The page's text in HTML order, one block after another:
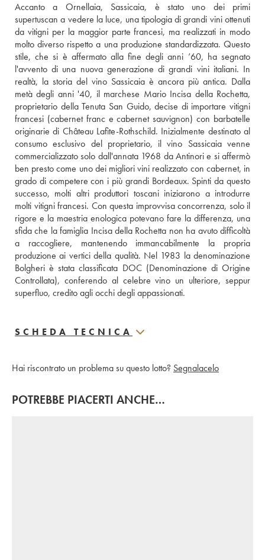
Accanto a Ornellaia, Sassicaia, è stato uno dei primi
supertuscan a vedere la luce, una tipologia di grandi vini ottenuti
da vitigni per la maggior parte francesi, ma realizzati in modo
molto diverso rispetto a una produzione standardizzata. Questo
stile, che si è affermato alla fine degli anni ’60, ha segnato
l'avvento di una nuova generazione di grandi vini italiani. In
realtà, la storia del vino Sassicaia è ancora più antica. Dalla
metà degli anni '40, il marchese Mario Incisa della Rochetta,
proprietario della Tenuta San Guido, decise di importare vitigni
francesi (cabernet franc e cabernet sauvignon) con barbatelle
originarie di Château Lafite-Rothschild. Inizialmente destinato al
consumo esclusivo del proprietario, il vino Sassicaia venne
commercializzato solo dall'annata 1968 da Antinori e si affermò
ben presto come uno dei migliori vini realizzato con cabernet, in
grado di competere con i più grandi Bordeaux. Spinti da questo
successo, molti altri produttori toscani iniziarono a introdurre
molti vitigni francesi. Con questa improvvisa concorrenza, solo il
rigore e la maestria enologica potevano fare la differenza, una
sfida che la famiglia Incisa della Rochetta non ha avuto difficoltà
a raccogliere, mantenendo immancabilmente la propria
produzione ai vertici della qualità. Nel 1983 la denominazione
Bolgheri è stata classificata DOC (Denominazione di Origine
Controllata), conferendo al celebre vino un ulteriore, seppur
superfluo, credito agli occhi degli appassionati.
SCHEDA TECNICA
Hai riscontrato un problema su questo lotto? Segnalacelo
POTREBBE PIACERTI ANCHE…